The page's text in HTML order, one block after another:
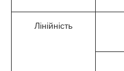
Лінійність